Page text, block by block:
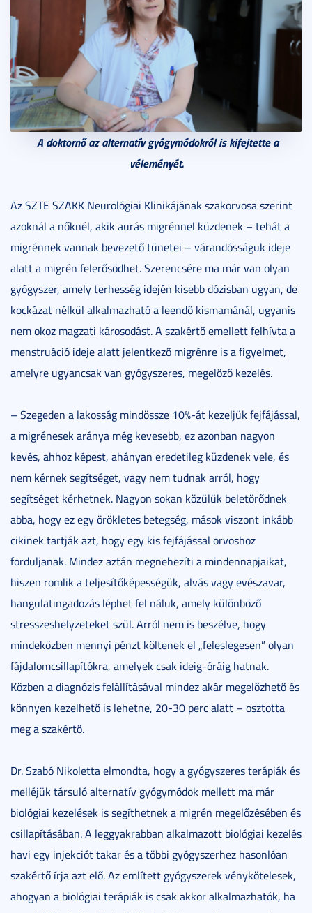
A doktornő az alternatív gyógymódokról is kifejtette a
véleményét.
Az SZTE SZAKK Neurológiai Klinikájának szakorvosa szerint
azoknál a nőknél, akik aurás migrénnel küzdenek – tehát a
migrénnek vannak bevezető tünetei – várandósságuk ideje
alatt a migrén felerősödhet. Szerencsére ma már van olyan
gyógyszer, amely terhesség idején kisebb dózisban ugyan, de
kockázat nélkül alkalmazható a leendő kismamánál, ugyanis
nem okoz magzati károsodást. A szakértő emellett felhívta a
menstruáció ideje alatt jelentkező migrénre is a figyelmet,
amelyre ugyancsak van gyógyszeres, megelőző kezelés.
– Szegeden a lakosság mindössze 10%-át kezeljük fejfájással,
a migrénesek aránya még kevesebb, ez azonban nagyon
kevés, ahhoz képest, ahányan eredetileg küzdenek vele, és
nem kérnek segítséget, vagy nem tudnak arról, hogy
segítséget kérhetnek. Nagyon sokan közülük beletörődnek
abba, hogy ez egy örökletes betegség, mások viszont inkább
cikinek tartják azt, hogy egy kis fejfájással orvoshoz
forduljanak. Mindez aztán megnehezíti a mindennapjaikat,
hiszen romlik a teljesítőképességük, alvás vagy evészavar,
hangulatingadozás léphet fel náluk, amely különböző
stresszeshelyzeteket szül. Arról nem is beszélve, hogy
mindeközben mennyi pénzt költenek el „feleslegesen” olyan
fájdalomcsillapítókra, amelyek csak ideig-óráig hatnak.
Közben a diagnózis felállításával mindez akár megelőzhető és
könnyen kezelhető is lehetne, 20-30 perc alatt – osztotta
meg a szakértő.
Dr. Szabó Nikoletta elmondta, hogy a gyógyszeres terápiák és
melléjük társuló alternatív gyógymódok mellett ma már
biológiai kezelések is segíthetnek a migrén megelőzésében és
csillapításában. A leggyakrabban alkalmazott biológiai kezelés
havi egy injekciót takar és a többi gyógyszerhez hasonlóan
szakértő írja azt elő. Az említett gyógyszerek vénykötelesek,
ahogyan a biológiai terápiák is csak akkor alkalmazhatók, ha